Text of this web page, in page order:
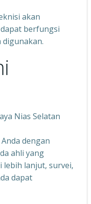
akan
berfungsi
digunakan.
Nias Selatan
dengan
ahli yang
lebih lanjut, survei,
dapat